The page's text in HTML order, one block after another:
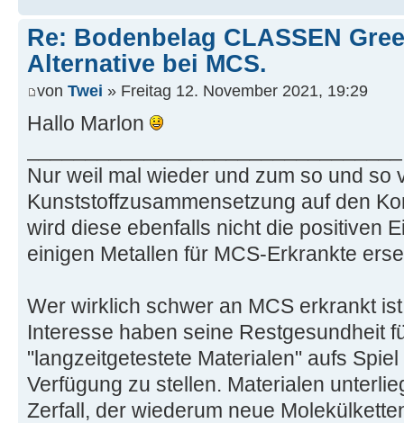
Re: Bodenbelag CLASSEN
Alternative bei MCS.
von Twei » Freitag 12. November 2021, 19:29
Hallo Marlon
Nur weil mal wieder und zum so und so
Kunststoffzusammensetzung auf den
wird diese ebenfalls nicht die positiven
einigen Metallen für MCS-Erkrankte
Wer wirklich schwer an MCS erkrankt
Interesse haben seine Restgesundheit
"langzeitgetestete Materialen" aufs
Verfügung zu stellen. Materialen
Zerfall, der wiederum neue